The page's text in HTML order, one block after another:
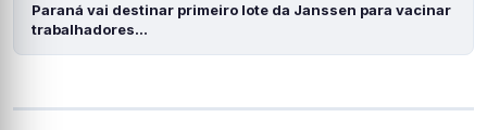
Paraná vai destinar primeiro lote da Janssen para vacinar
trabalhadores…